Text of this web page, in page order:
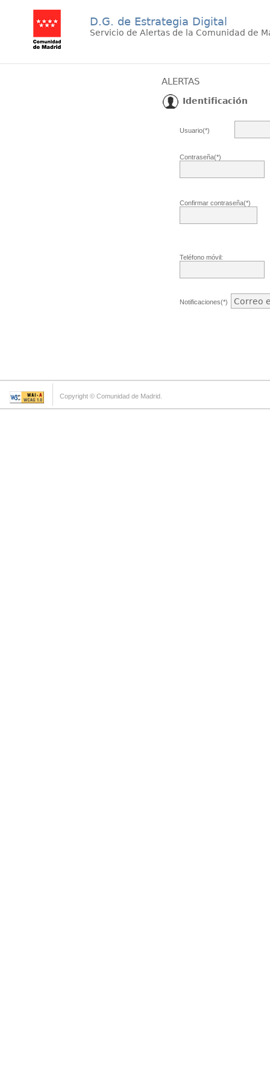
D.G. de Estrategia Digital
Servicio de Alertas de la Comunidad de
ALERTAS
Identificación
Usuario(*)
Contraseña(*)
Confirmar contraseña(*)
Teléfono móvil:
Notificaciones(*)
Copyright © Comunidad de Madrid.